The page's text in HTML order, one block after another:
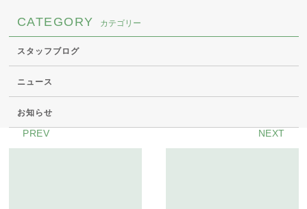
CATEGORY カテゴリー
スタッフブログ
ニュース
お知らせ
PREV NEXT